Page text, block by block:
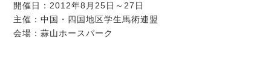
開催日：2012年8月25日～27日
主催：中国・四国地区学生馬術連盟
会場：蒜山ホースパーク